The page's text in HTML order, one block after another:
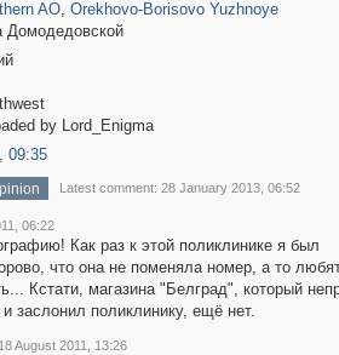
AO, Orekhovo-Borisovo Yuzhnoye
Домодедовской
by Lord_Enigma
09:35
Latest comment: 28 January 2013, 06:52
06:22
Как раз к этой поликлинике я был
что она не поменяла номер, а то
Кстати, магазина "Белград", который
заслонил поликлинику, ещё нет.
18 August 2011, 13:26